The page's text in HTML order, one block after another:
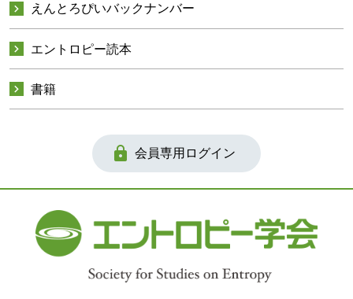
 えんとろぴいバックナンバー
 エントロピー読本
 書籍
 会員専用ログイン